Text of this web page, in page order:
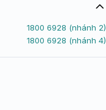
1800 6928 (nhánh 2)
1800 6928 (nhánh 4)